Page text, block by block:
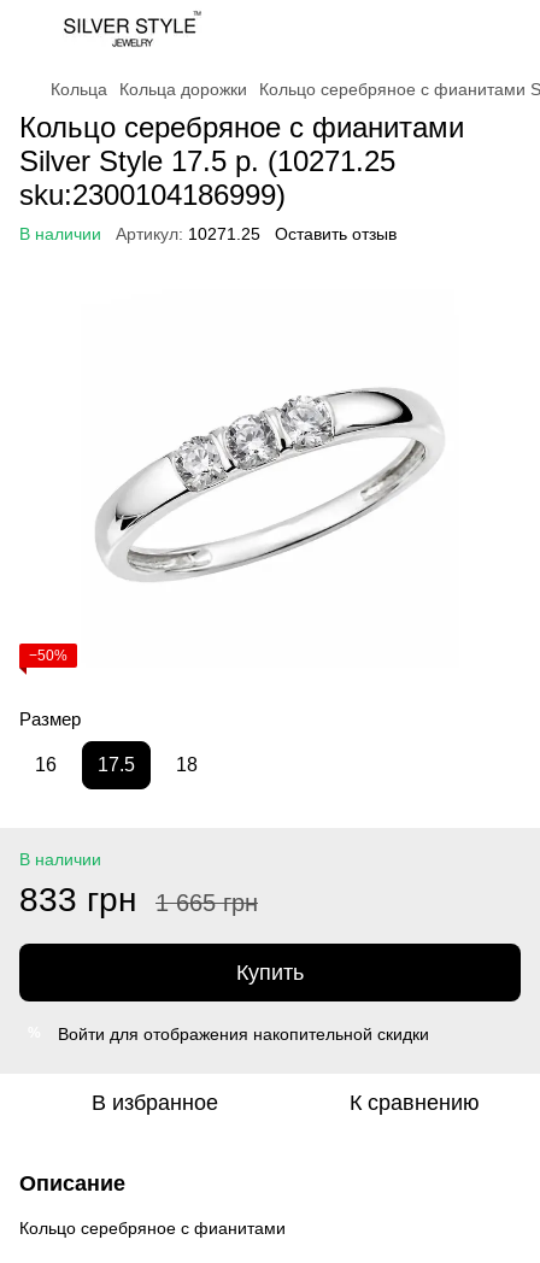
Кольца Кольца дорожки Кольцо серебряное с фианитами
Кольцо серебряное с фианитами
Silver Style 17.5 р. (10271.25
sku:2300104186999)
В наличии Артикул: 10271.25 Оставить отзыв
−50%
Размер
16 17.5 18
В наличии
833 грн 1 665 грн
Купить
Войти для отображения накопительной скидки
В избранное К сравнению
Описание
Кольцо серебряное с фианитами